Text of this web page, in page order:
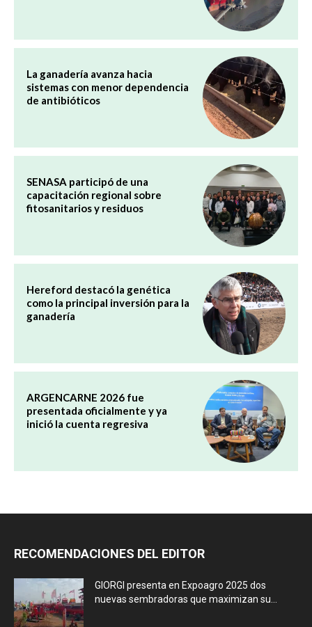
La ganadería avanza hacia
sistemas con menor dependencia
de antibióticos
SENASA participó de una
capacitación regional sobre
fitosanitarios y residuos
Hereford destacó la genética
como la principal inversión para la
ganadería
ARGENCARNE 2026 fue
presentada oficialmente y ya
inició la cuenta regresiva
RECOMENDACIONES DEL EDITOR
GIORGI presenta en Expoagro 2025 dos
nuevas sembradoras que maximizan su...